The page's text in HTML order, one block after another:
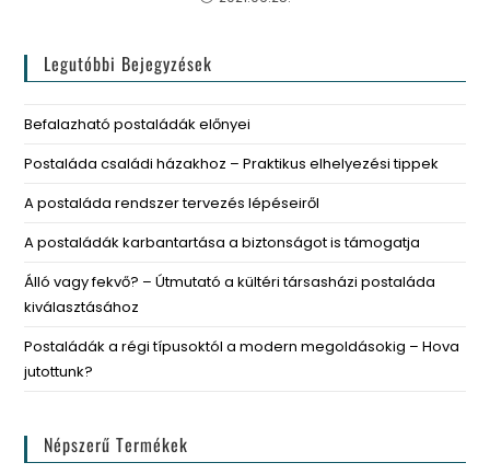
Legutóbbi Bejegyzések
Befalazható postaládák előnyei
Postaláda családi házakhoz – Praktikus elhelyezési tippek
A postaláda rendszer tervezés lépéseiről
A postaládák karbantartása a biztonságot is támogatja
Álló vagy fekvő? – Útmutató a kültéri társasházi postaláda
kiválasztásához
Postaládák a régi típusoktól a modern megoldásokig – Hova
jutottunk?
Népszerű Termékek